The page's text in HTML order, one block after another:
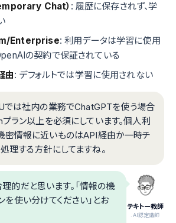
Chat） : 履歴に保存されず、学
Enterprise: 利用データは学習に使用
の契約で保証されている
由: デフォルトでは学習に使用されない
では社内の業務でChatGPTを使う場合
ラン以上を必須にしています。個人利
密情報に近いものはAPI経由か一時チ
処理する方針にしてますね。
テキトー教師
.AI認定講師
的だと思います。「情報の機
を使い分けてください」とお